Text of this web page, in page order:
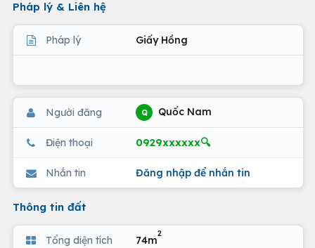
Pháp lý & Liên hệ
Pháp lý Giấy Hồng
Người đăng Q Quốc Nam
Điện thoại 0929xxxxxx🔍
Nhắn tin Đăng nhập để nhắn tin
Thông tin đất
Tổng diện tích 74m
2